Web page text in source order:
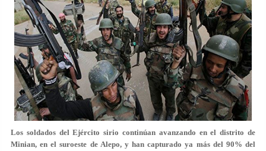
Los soldados del Ejército sirio continúan avanzando en el distrito de
Minian, en el suroeste de Alepo, y han capturado ya más del 90% del